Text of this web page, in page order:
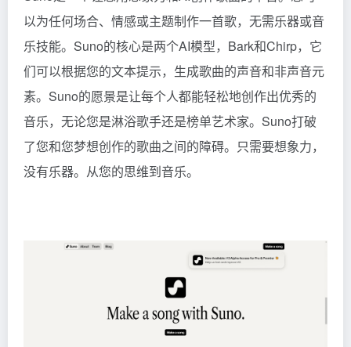
以为任何场合、情感或主题制作一首歌，无需乐器或音
乐技能。Suno的核心是两个AI模型，Bark和Chirp，它
们可以根据您的文本提示，生成歌曲的声音和非声音元
素。Suno的愿景是让每个人都能轻松地创作出优秀的
音乐，无论您是淋浴歌手还是榜单艺术家。Suno打破
了您和您梦想创作的歌曲之间的障碍。只需要想象力，
没有乐器。从您的思维到音乐。